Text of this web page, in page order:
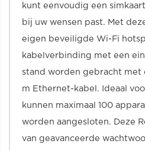
kunt eenvoudig een
bij uw wensen past. Met
eigen beveiligde Wi-Fi
kabelverbinding met een
stand worden gebracht met
m Ethernet-kabel. Ideaal
kunnen maximaal 100
worden aangesloten. Deze
van geavanceerde